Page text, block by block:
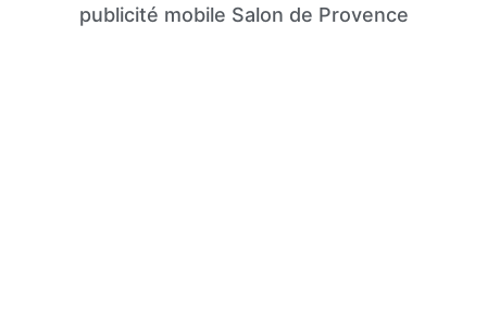
publicité mobile Salon de Provence